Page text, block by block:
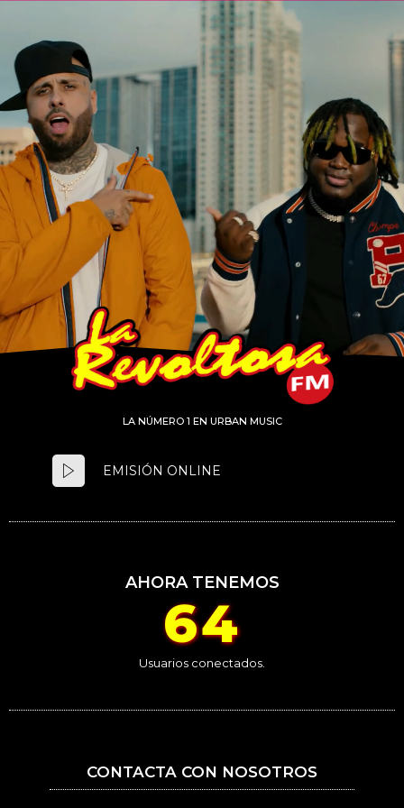
LA NÚMERO 1 EN URBAN MUSIC
EMISIÓN ONLINE
AHORA TENEMOS
64
Usuarios conectados.
CONTACTA CON NOSOTROS